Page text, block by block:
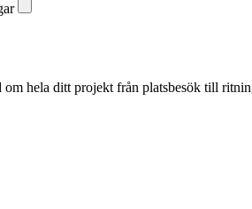
hela ditt projekt från platsbesök till